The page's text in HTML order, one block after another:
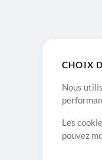
CHOIX
Nous
Les
pouvez